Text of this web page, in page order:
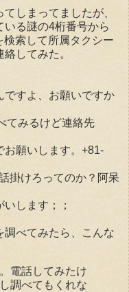
しまってましたが、
いる謎の4桁番号から
検索して所属タクシー
してみた。
ですよ、お願いですか
てみるけど連絡先
お願いします。+81-
掛けろってのか？阿呆
します；；
調べてみたら、こんな
電話してみたけ
調べてもくれな